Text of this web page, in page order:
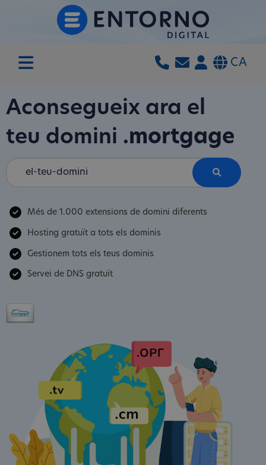
CA
Aconsegueix ara el
teu domini .mortgage
Més de 1.000 extensions de domini diferents
Hosting gratuït a tots els dominis
Gestionem tots els teus dominis
Servei de DNS gratuït